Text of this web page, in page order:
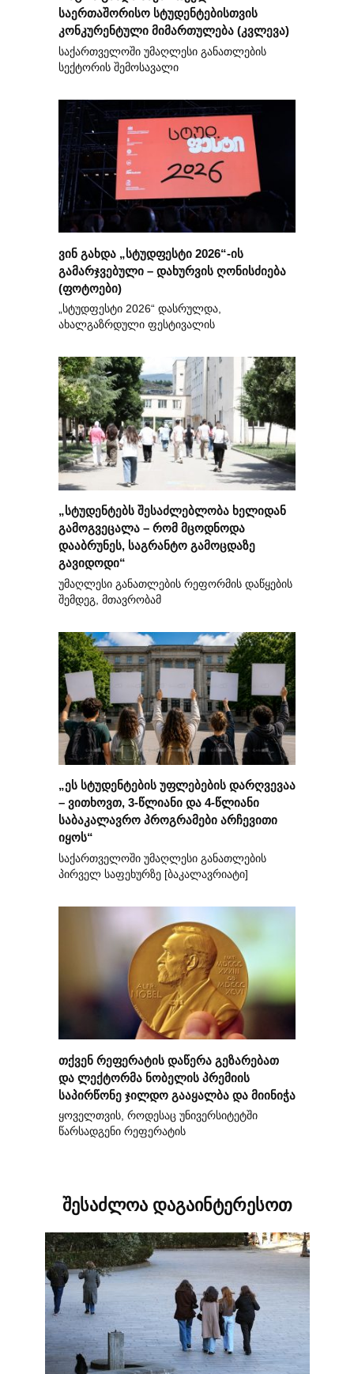
საერთაშორისო სტუდენტებისთვის
კონკურენტული მიმართულება (კვლევა)
საქართველოში უმაღლესი განათლების
სექტორის შემოსავალი
ვინ გახდა „სტუდფესტი 2026“-ის
გამარჯვებული – დახურვის ღონისძიება
(ფოტოები)
„სტუდფესტი 2026“ დასრულდა,
ახალგაზრდული ფესტივალის
„სტუდენტებს შესაძლებლობა ხელიდან
გამოგვეცალა – რომ მცოდნოდა
დააბრუნეს, საგრანტო გამოცდაზე
გავიდოდი“
უმაღლესი განათლების რეფორმის დაწყების
შემდეგ, მთავრობამ
„ეს სტუდენტების უფლებების დარღვევაა
– ვითხოვთ, 3-წლიანი და 4-წლიანი
საბაკალავრო პროგრამები არჩევითი
იყოს“
საქართველოში უმაღლესი განათლების
პირველ საფეხურზე [ბაკალავრიატი]
თქვენ რეფერატის დაწერა გეზარებათ
და ლექტორმა ნობელის პრემიის
საპირწონე ჯილდო გააყალბა და მიინიჭა
ყოველთვის, როდესაც უნივერსიტეტში
წარსადგენი რეფერატის
შესაძლოა დაგაინტერესოთ